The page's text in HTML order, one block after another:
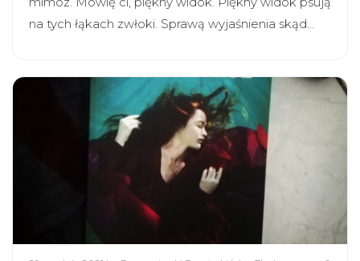
na tych łąkach zwłoki. Sprawą wyjaśnienia skąd…